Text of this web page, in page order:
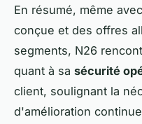
En résumé, même
conçue et des offres
segments, N26
quant à sa sécurité
client, soulignant la
d'amélioration